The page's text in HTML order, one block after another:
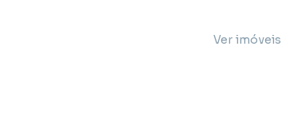
Ver imóveis